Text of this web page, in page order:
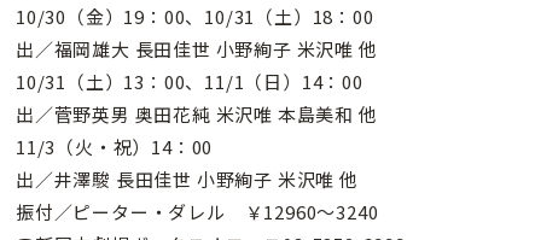
10/30（金）19：00、10/31（土）18：00
出／福岡雄大 長田佳世 小野絢子 米沢唯 他
10/31（土）13：00、11/1（日）14：00
出／菅野英男 奥田花純 米沢唯 本島美和 他
11/3（火・祝）14：00
出／井澤駿 長田佳世 小野絢子 米沢唯 他
振付／ピーター・ダレル ￥12960〜3240